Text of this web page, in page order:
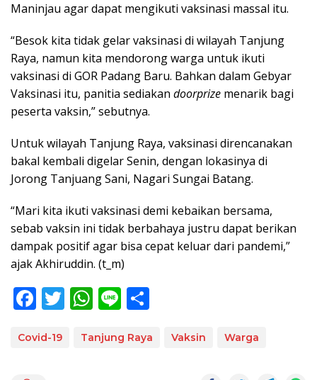
Maninjau agar dapat mengikuti vaksinasi massal itu.
“Besok kita tidak gelar vaksinasi di wilayah Tanjung
Raya, namun kita mendorong warga untuk ikuti
vaksinasi di GOR Padang Baru. Bahkan dalam Gebyar
Vaksinasi itu, panitia sediakan doorprize menarik bagi
peserta vaksin,” sebutnya.
Untuk wilayah Tanjung Raya, vaksinasi direncanakan
bakal kembali digelar Senin, dengan lokasinya di
Jorong Tanjuang Sani, Nagari Sungai Batang.
“Mari kita ikuti vaksinasi demi kebaikan bersama,
sebab vaksin ini tidak berbahaya justru dapat berikan
dampak positif agar bisa cepat keluar dari pandemi,”
ajak Akhiruddin. (t_m)
F
e
T
itt
W
at
Li
e ar
Covid-19 Tanjung Raya Vaksin Warga